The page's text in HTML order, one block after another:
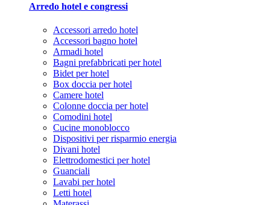
Arredo hotel e congressi
Accessori arredo hotel
Accessori bagno hotel
Armadi hotel
Bagni prefabbricati per hotel
Bidet per hotel
Box doccia per hotel
Camere hotel
Colonne doccia per hotel
Comodini hotel
Cucine monoblocco
Dispositivi per risparmio energia
Divani hotel
Elettrodomestici per hotel
Guanciali
Lavabi per hotel
Letti hotel